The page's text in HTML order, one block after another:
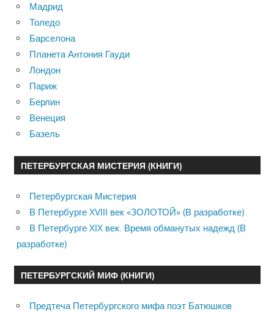
Мадрид
Толедо
Барселона
Планета Антония Гауди
Лондон
Париж
Берлин
Венеция
Базель
ПЕТЕРБУРГСКАЯ МИСТЕРИЯ (КНИГИ)
Петербургская Мистерия
В Петербурге XVIII век «ЗОЛОТОЙ» (В разработке)
В Петербурге XIX век. Время обманутых надежд (В
разработке)
ПЕТЕРБУРГСКИЙ МИФ (КНИГИ)
Предтеча Петербургского мифа поэт Батюшков